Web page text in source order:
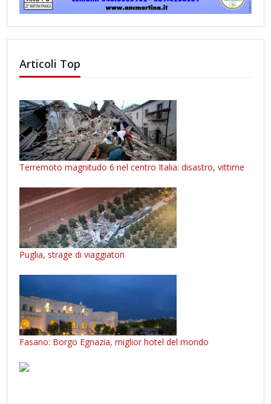
Articoli Top
Terremoto magnitudo 6 nel centro Italia: disastro, vittime
Puglia, strage di viaggiatori
Fasano: Borgo Egnazia, miglior hotel del mondo